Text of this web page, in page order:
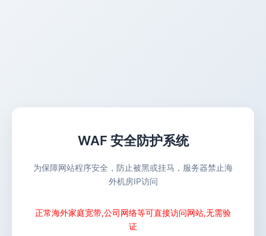
WAF 安全防护系统
为保障网站程序安全，防止被黑或挂马，服务器禁止海
外机房IP访问
正常海外家庭宽带,公司网络等可直接访问网站,无需验
证